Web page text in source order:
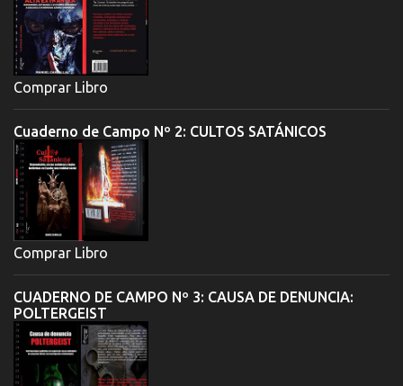
Comprar Libro
Cuaderno de Campo Nº 2: CULTOS SATÁNICOS
Comprar Libro
CUADERNO DE CAMPO Nº 3: CAUSA DE DENUNCIA:
POLTERGEIST